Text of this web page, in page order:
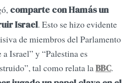
comparte con Hamás un
Israel. Esto se hizo evidente
de miembros del Parlamento
Israel” y “Palestina es
tal como relata laBBC.